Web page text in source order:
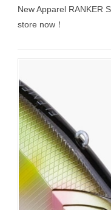
New Apparel RANKER
store now！